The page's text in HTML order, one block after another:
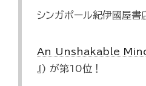
シンガポール紀伊國屋書
An Unshakable
』) が第10位！